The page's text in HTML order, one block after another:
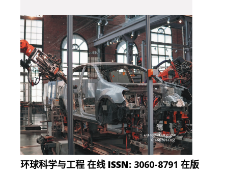
环球科学与工程 在线 ISSN: 3060-8791在版